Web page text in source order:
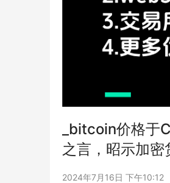
_bitcoin价格
之言，昭示加密
2024年7月16日 下午10:12